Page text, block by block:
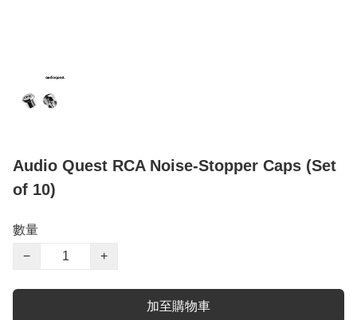
Audio Quest RCA Noise-Stopper Caps (Set
of 10)
數量
−
+
加至購物車